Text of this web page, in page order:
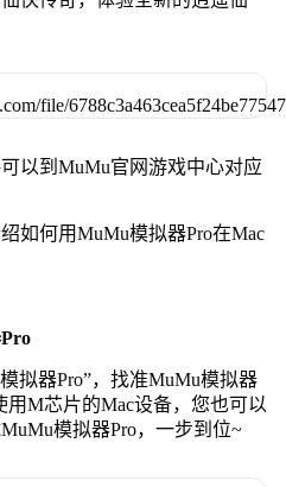
以到MuMu官网游戏中心对应
如何用MuMu模拟器Pro在Mac
拟器Pro”，找准MuMu模拟器
M芯片的Mac设备，您也可以
模拟器Pro，一步到位~